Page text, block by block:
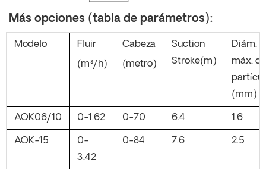
Más opciones (tabla de parámetros):
Modelo Fluir
(m³/h)
Cabeza
(metro)
Suction
Stroke(m)
Diám.
máx.
(mm)
AOK06/10 0-1.62 0-70 6.4 1.6
AOK-15
0-
3.42
0-84 7.6 2.5